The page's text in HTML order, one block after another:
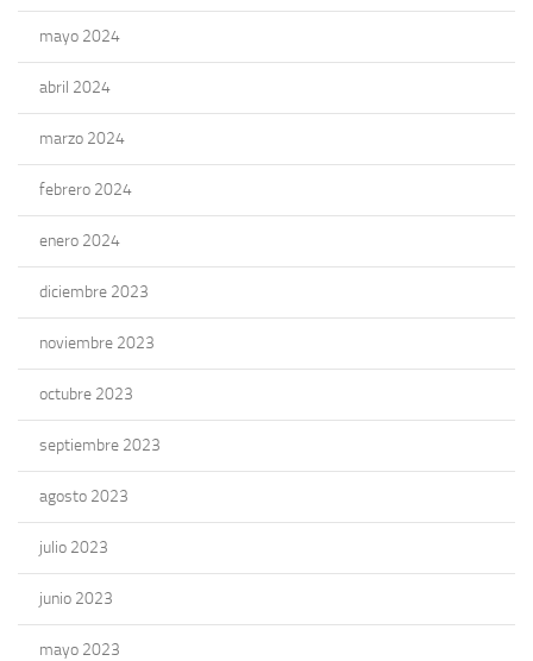
mayo 2024
abril 2024
marzo 2024
febrero 2024
enero 2024
diciembre 2023
noviembre 2023
octubre 2023
septiembre 2023
agosto 2023
julio 2023
junio 2023
mayo 2023